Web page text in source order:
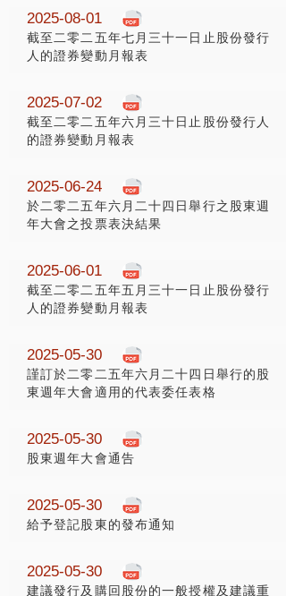
2025-08-01
截至二零二五年七月三十一日止股份發行
人的證券變動月報表
2025-07-02
截至二零二五年六月三十日止股份發行人
的證券變動月報表
2025-06-24
於二零二五年六月二十四日舉行之股東週
年大會之投票表決結果
2025-06-01
截至二零二五年五月三十一日止股份發行
人的證券變動月報表
2025-05-30
謹訂於二零二五年六月二十四日舉行的股
東週年大會適用的代表委任表格
2025-05-30
股東週年大會通告
2025-05-30
給予登記股東的發布通知
2025-05-30
建議發行及購回股份的一般授權及建議重